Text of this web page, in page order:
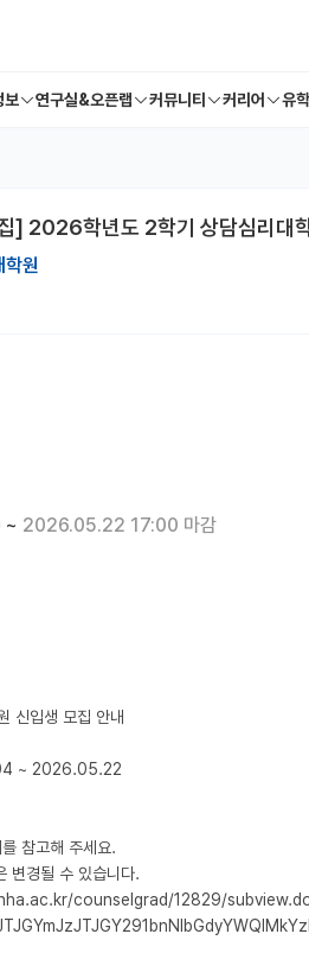
보 연구실&오픈랩 커뮤니티 커리어 유
] 2026학년도 2학기 상담심리대
학원
~ 2026.05.22 17:00 마감
신입생 모집 안내
~ 2026.05.22
참고해 주세요.
변경될 수 있습니다.
counselgrad/12829/